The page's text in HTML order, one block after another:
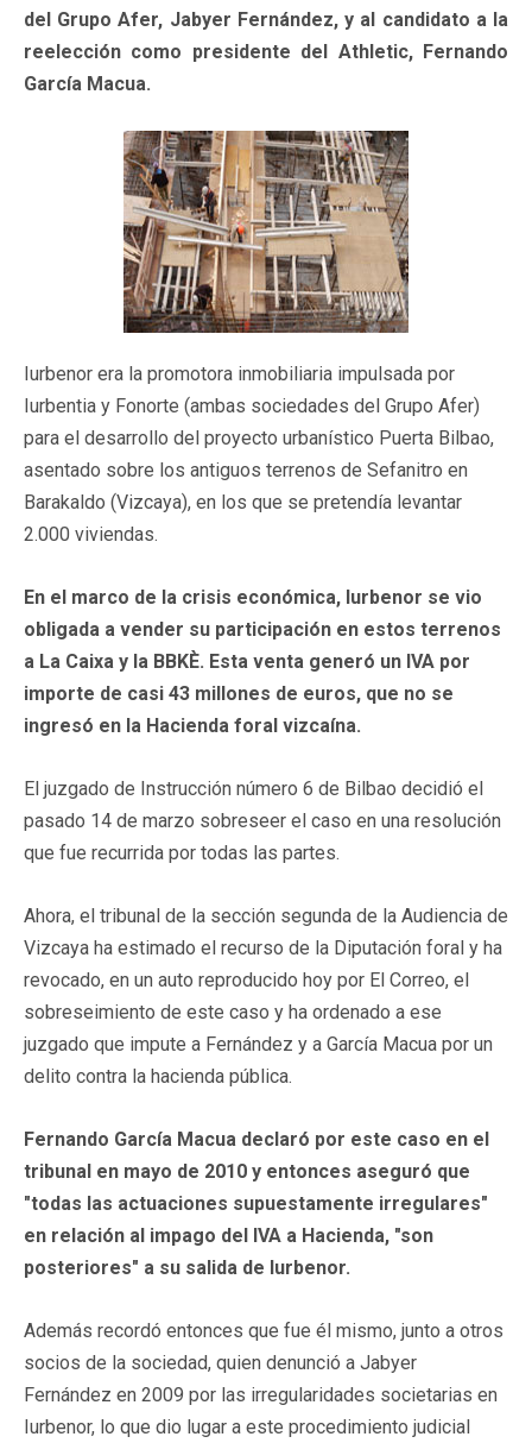
del Grupo Afer, Jabyer Fernández, y al candidato a la
reelección como presidente del Athletic, Fernando
García Macua.
Iurbenor era la promotora inmobiliaria impulsada por
Iurbentia y Fonorte (ambas sociedades del Grupo Afer)
para el desarrollo del proyecto urbanístico Puerta Bilbao,
asentado sobre los antiguos terrenos de Sefanitro en
Barakaldo (Vizcaya), en los que se pretendía levantar
2.000 viviendas.
En el marco de la crisis económica, Iurbenor se vio
obligada a vender su participación en estos terrenos
a La Caixa y la BBKÈ. Esta venta generó un IVA por
importe de casi 43 millones de euros, que no se
ingresó en la Hacienda foral vizcaína.
El juzgado de Instrucción número 6 de Bilbao decidió el
pasado 14 de marzo sobreseer el caso en una resolución
que fue recurrida por todas las partes.
Ahora, el tribunal de la sección segunda de la Audiencia de
Vizcaya ha estimado el recurso de la Diputación foral y ha
revocado, en un auto reproducido hoy por El Correo, el
sobreseimiento de este caso y ha ordenado a ese
juzgado que impute a Fernández y a García Macua por un
delito contra la hacienda pública.
Fernando García Macua declaró por este caso en el
tribunal en mayo de 2010 y entonces aseguró que
"todas las actuaciones supuestamente irregulares"
en relación al impago del IVA a Hacienda, "son
posteriores" a su salida de Iurbenor.
Además recordó entonces que fue él mismo, junto a otros
socios de la sociedad, quien denunció a Jabyer
Fernández en 2009 por las irregularidades societarias en
Iurbenor, lo que dio lugar a este procedimiento judicial